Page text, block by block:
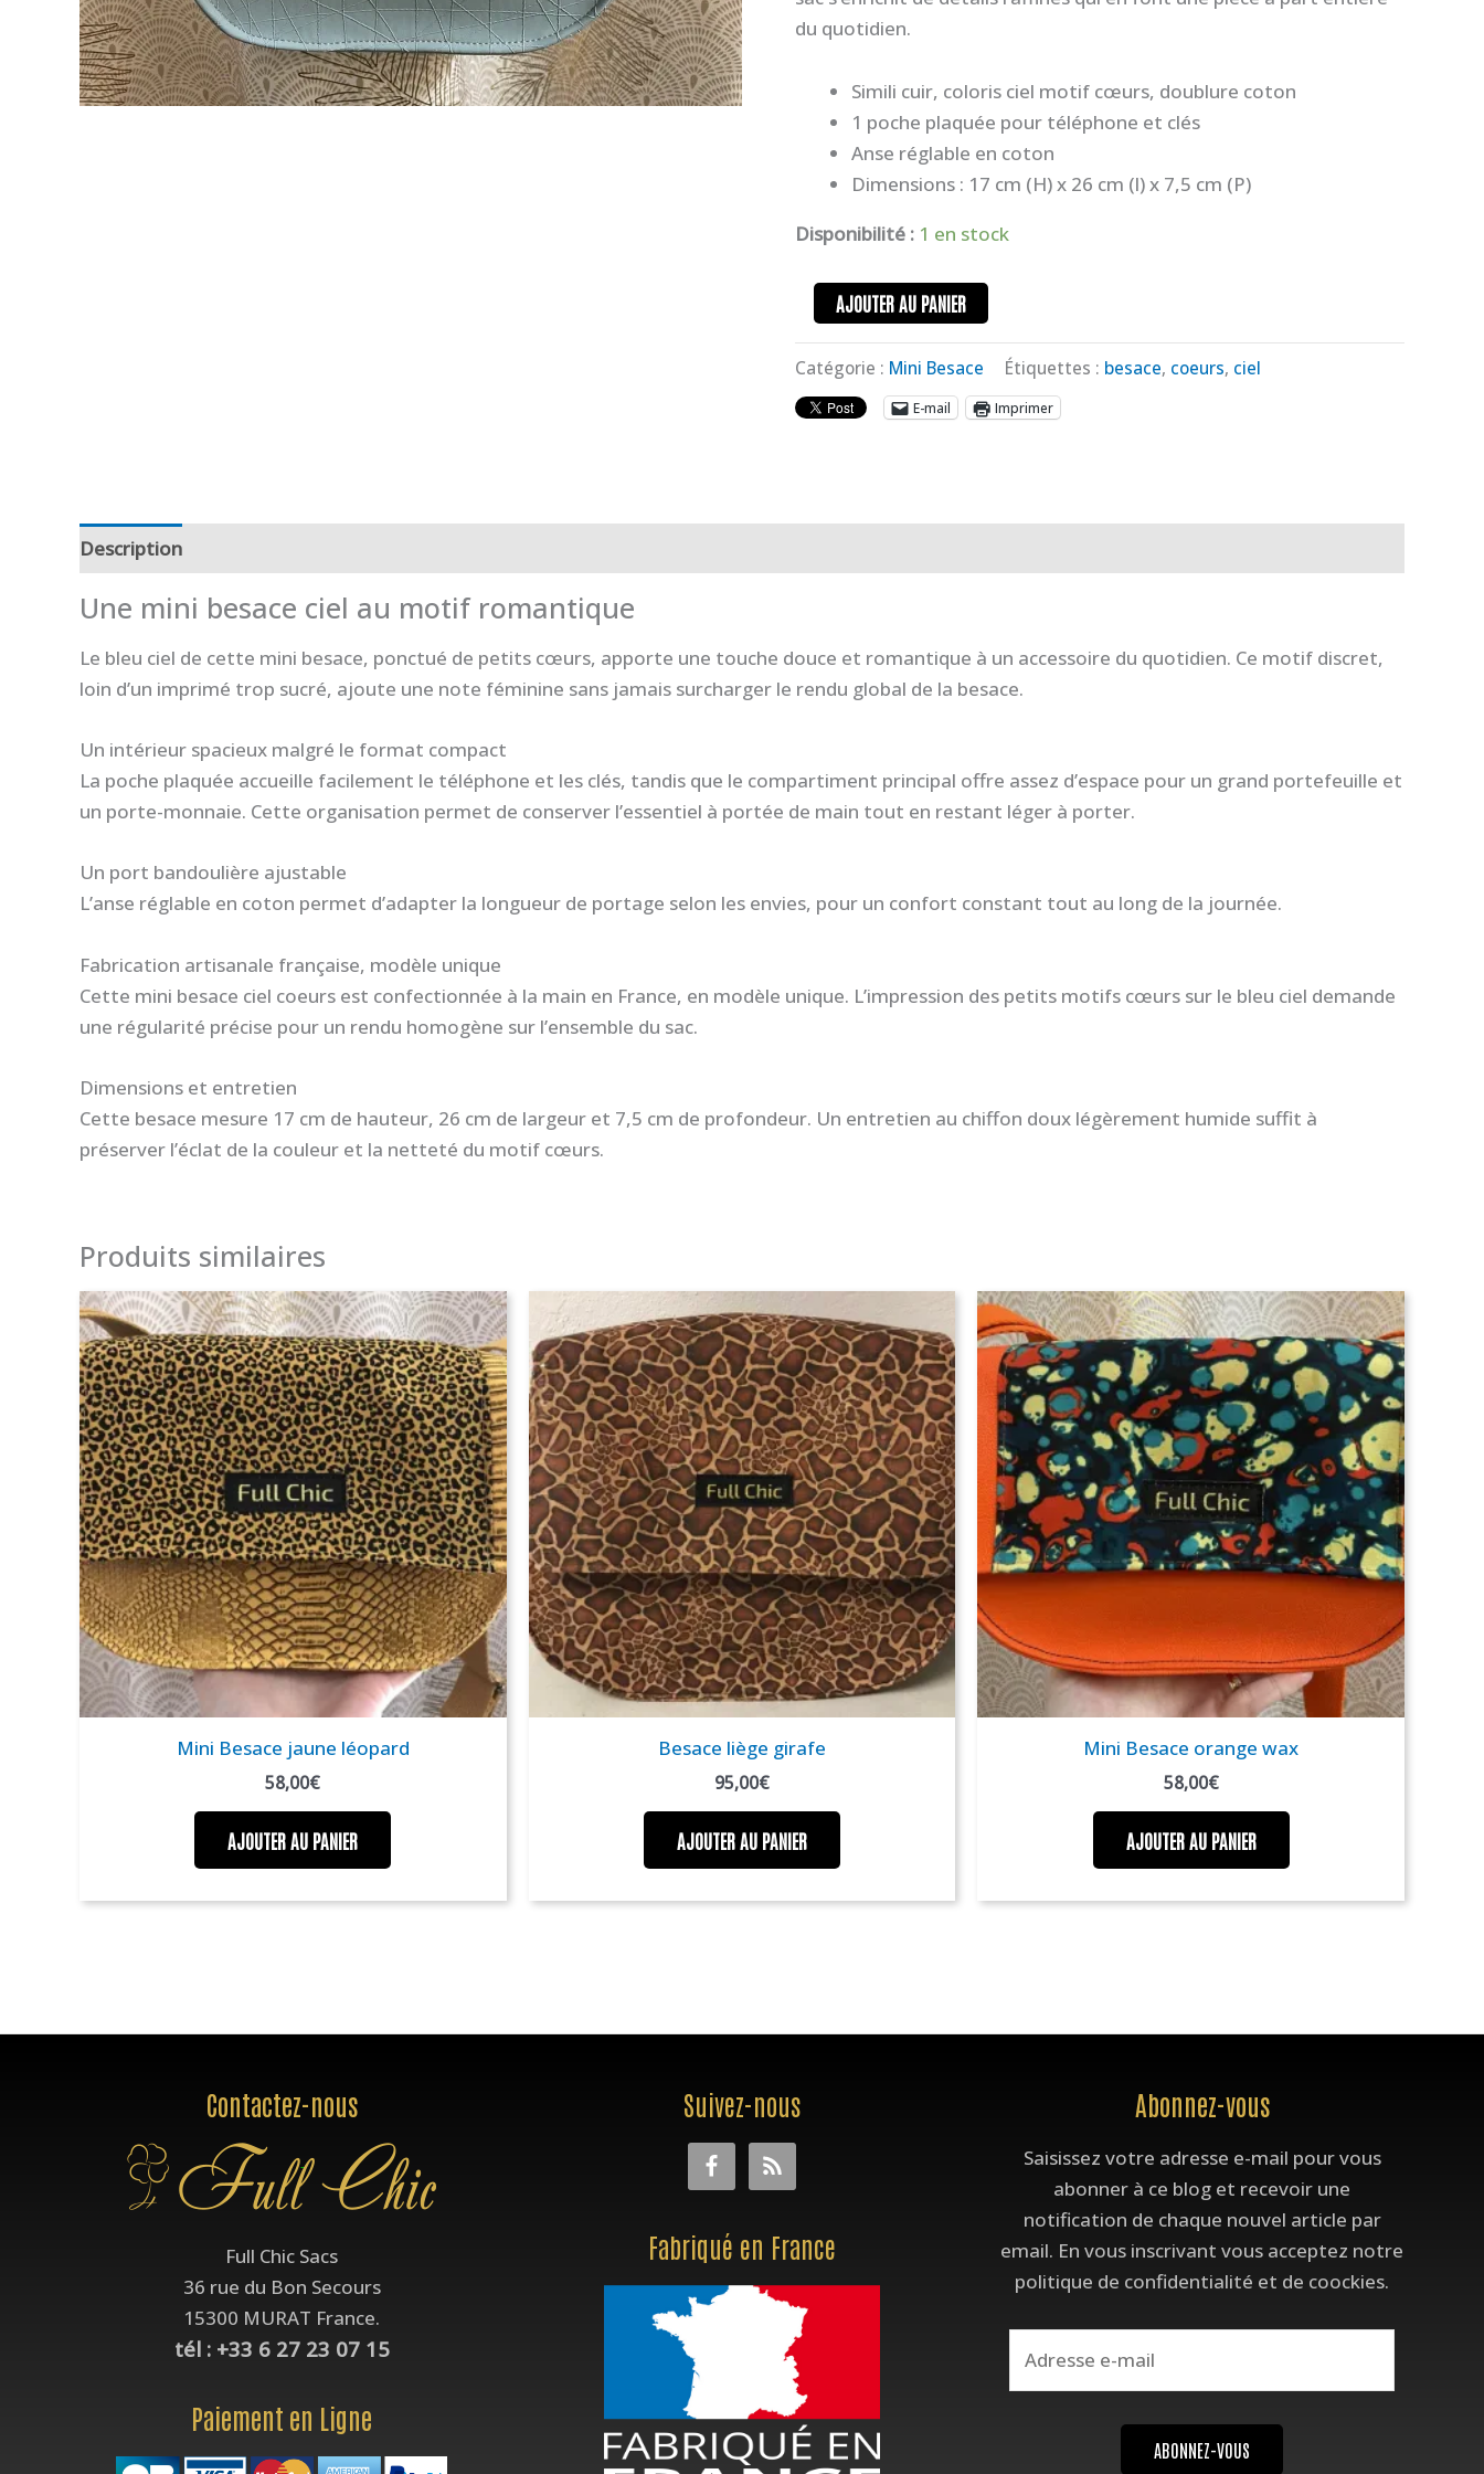
du quotidien.
Simili cuir, coloris ciel motif cœurs, doublure coton
1 poche plaquée pour téléphone et clés
Anse réglable en coton
Dimensions : 17 cm (H) x 26 cm (l) x 7,5 cm (P)
Disponibilité : 1 en stock
AJOUTER AU PANIER
Catégorie : Mini Besace Étiquettes : besace, coeurs, ciel
E-mail Imprimer
Description
Une mini besace ciel au motif romantique
Le bleu ciel de cette mini besace, ponctué de petits cœurs, apporte une touche douce et romantique à un accessoire du quotidien. Ce motif discret,
loin d’un imprimé trop sucré, ajoute une note féminine sans jamais surcharger le rendu global de la besace.
Un intérieur spacieux malgré le format compact
La poche plaquée accueille facilement le téléphone et les clés, tandis que le compartiment principal offre assez d’espace pour un grand portefeuille et
un porte-monnaie. Cette organisation permet de conserver l’essentiel à portée de main tout en restant léger à porter.
Un port bandoulière ajustable
L’anse réglable en coton permet d’adapter la longueur de portage selon les envies, pour un confort constant tout au long de la journée.
Fabrication artisanale française, modèle unique
Cette mini besace ciel coeurs est confectionnée à la main en France, en modèle unique. L’impression des petits motifs cœurs sur le bleu ciel demande
une régularité précise pour un rendu homogène sur l’ensemble du sac.
Dimensions et entretien
Cette besace mesure 17 cm de hauteur, 26 cm de largeur et 7,5 cm de profondeur. Un entretien au chiffon doux légèrement humide suffit à
préserver l’éclat de la couleur et la netteté du motif cœurs.
Produits similaires
Mini Besace jaune léopard
58,00€
AJOUTER AU PANIER
Besace liège girafe
95,00€
AJOUTER AU PANIER
Mini Besace orange wax
58,00€
AJOUTER AU PANIER
Contactez-nous
Full Chic Sacs
36 rue du Bon Secours
15300 MURAT France.
tél : +33 6 27 23 07 15
Paiement en Ligne
Suivez-nous
Fabriqué en France
Abonnez-vous
Saisissez votre adresse e-mail pour vous
abonner à ce blog et recevoir une
notification de chaque nouvel article par
email. En vous inscrivant vous acceptez notre
politique de confidentialité et de coockies.
mail
ABONNEZ-VOUS